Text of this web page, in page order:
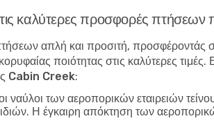
τις καλύτερες προσφορές
απλή και προσιτή, προσφέροντάς
ποιότητας στις καλύτερες
Cabin Creek:
ναύλοι των αεροπορικών εταιρειών
Η έγκαιρη απόκτηση των